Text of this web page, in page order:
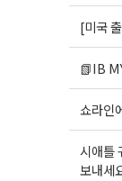
[미국
📗IB
쇼라인
시애틀
보내세